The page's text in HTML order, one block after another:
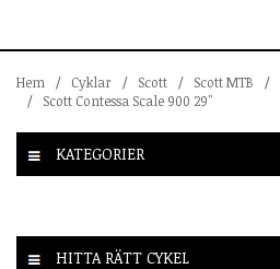
Hem / Cyklar / Scott / Scott MTB /
/
Scott Contessa Scale 900 29"
KATEGORIER
HITTA RÄTT CYKEL